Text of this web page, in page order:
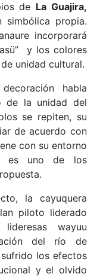
de La Guajira,
simbólica propia.
incorporará
y los colores
unidad cultural.
habla
de la unidad del
se repiten, su
de acuerdo con
con su entorno
es uno de los
la cayuquera
piloto liderado
wayuu
del río de
los efectos
y el olvido